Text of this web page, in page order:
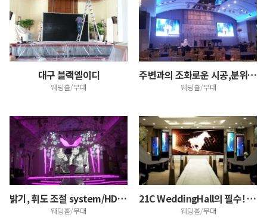
대구 블랙엘이디
웨딩홀/무대
주변과의 조화로운 시공,분위기 연출 효과 극대
웨딩홀/무대
밝기, 휘도 조절 system/HD led스크린
웨딩홀/무대
21C WeddingHall의 필수! HD LED스크린
웨딩홀/무대